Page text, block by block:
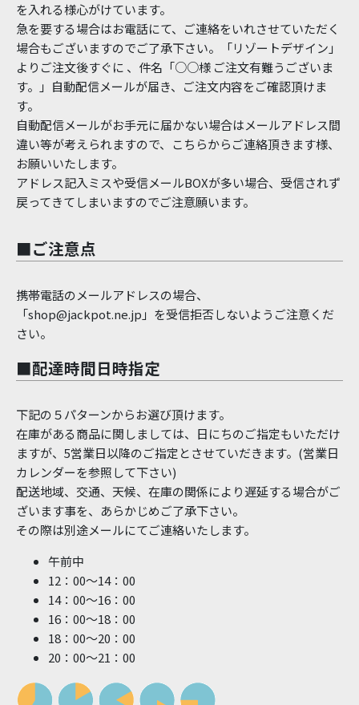
を入れる様心がけています。
急を要する場合はお電話にて、ご連絡をいれさせていただく
場合もございますのでご了承下さい。「リゾートデザイン」
よりご注文後すぐに 、件名「○○様 ご注文有難うございま
す。」自動配信メールが届き、ご注文内容をご確認頂けま
す。
自動配信メールがお手元に届かない場合はメールアドレス間
違い等が考えられますので、こちらからご連絡頂きます様、
お願いいたします。
アドレス記入ミスや受信メールBOXが多い場合、受信されず
戻ってきてしまいますのでご注意願います。
■ご注意点
携帯電話のメールアドレスの場合、
「shop@jackpot.ne.jp」を受信拒否しないようご注意くだ
さい。
■配達時間日時指定
下記の５パターンからお選び頂けます。
在庫がある商品に関しましては、日にちのご指定もいただけ
ますが、5営業日以降のご指定とさせていだきます。(営業日
カレンダーを参照して下さい)
配送地域、交通、天候、在庫の関係により遅延する場合がご
ざいます事を、あらかじめご了承下さい。
その際は別途メールにてご連絡いたします。
午前中
12：00～14：00
14：00～16：00
16：00～18：00
18：00～20：00
20：00～21：00